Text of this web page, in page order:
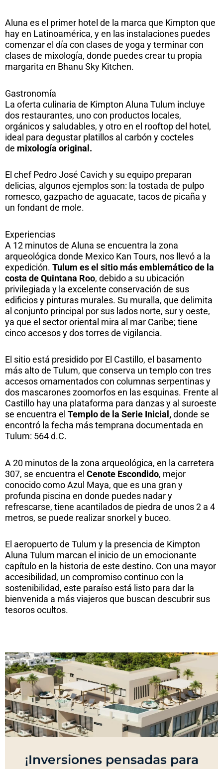
Aluna es el primer hotel de la marca que Kimpton que
hay en Latinoamérica, y en las instalaciones puedes
comenzar el día con clases de yoga y terminar con
clases de mixología, donde puedes crear tu propia
margarita en Bhanu Sky Kitchen.
Gastronomía
La oferta culinaria de Kimpton Aluna Tulum incluye
dos restaurantes, uno con productos locales,
orgánicos y saludables, y otro en el rooftop del hotel,
ideal para degustar platillos al carbón y cocteles
de mixología original.
El chef Pedro José Cavich y su equipo preparan
delicias, algunos ejemplos son: la tostada de pulpo
romesco, gazpacho de aguacate, tacos de picaña y
un fondant de mole.
Experiencias
A 12 minutos de Aluna se encuentra la zona
arqueológica donde Mexico Kan Tours, nos llevó a la
expedición. Tulum es el sitio más emblemático de la
costa de Quintana Roo, debido a su ubicación
privilegiada y la excelente conservación de sus
edificios y pinturas murales. Su muralla, que delimita
al conjunto principal por sus lados norte, sur y oeste,
ya que el sector oriental mira al mar Caribe; tiene
cinco accesos y dos torres de vigilancia.
El sitio está presidido por El Castillo, el basamento
más alto de Tulum, que conserva un templo con tres
accesos ornamentados con columnas serpentinas y
dos mascarones zoomorfos en las esquinas. Frente al
Castillo hay una plataforma para danzas y al suroeste
se encuentra el Templo de la Serie Inicial,donde se
encontró la fecha más temprana documentada en
Tulum: 564 d.C.
A 20 minutos de la zona arqueológica, en la carretera
307, se encuentra el Cenote Escondido, mejor
conocido como Azul Maya, que es una gran y
profunda piscina en donde puedes nadar y
refrescarse, tiene acantilados de piedra de unos 2 a 4
metros, se puede realizar snorkel y buceo.
El aeropuerto de Tulum y la presencia de Kimpton
Aluna Tulum marcan el inicio de un emocionante
capítulo en la historia de este destino. Con una mayor
accesibilidad, un compromiso continuo con la
sostenibilidad, este paraíso está listo para dar la
bienvenida a más viajeros que buscan descubrir sus
tesoros ocultos.
¡Inversiones pensadas para